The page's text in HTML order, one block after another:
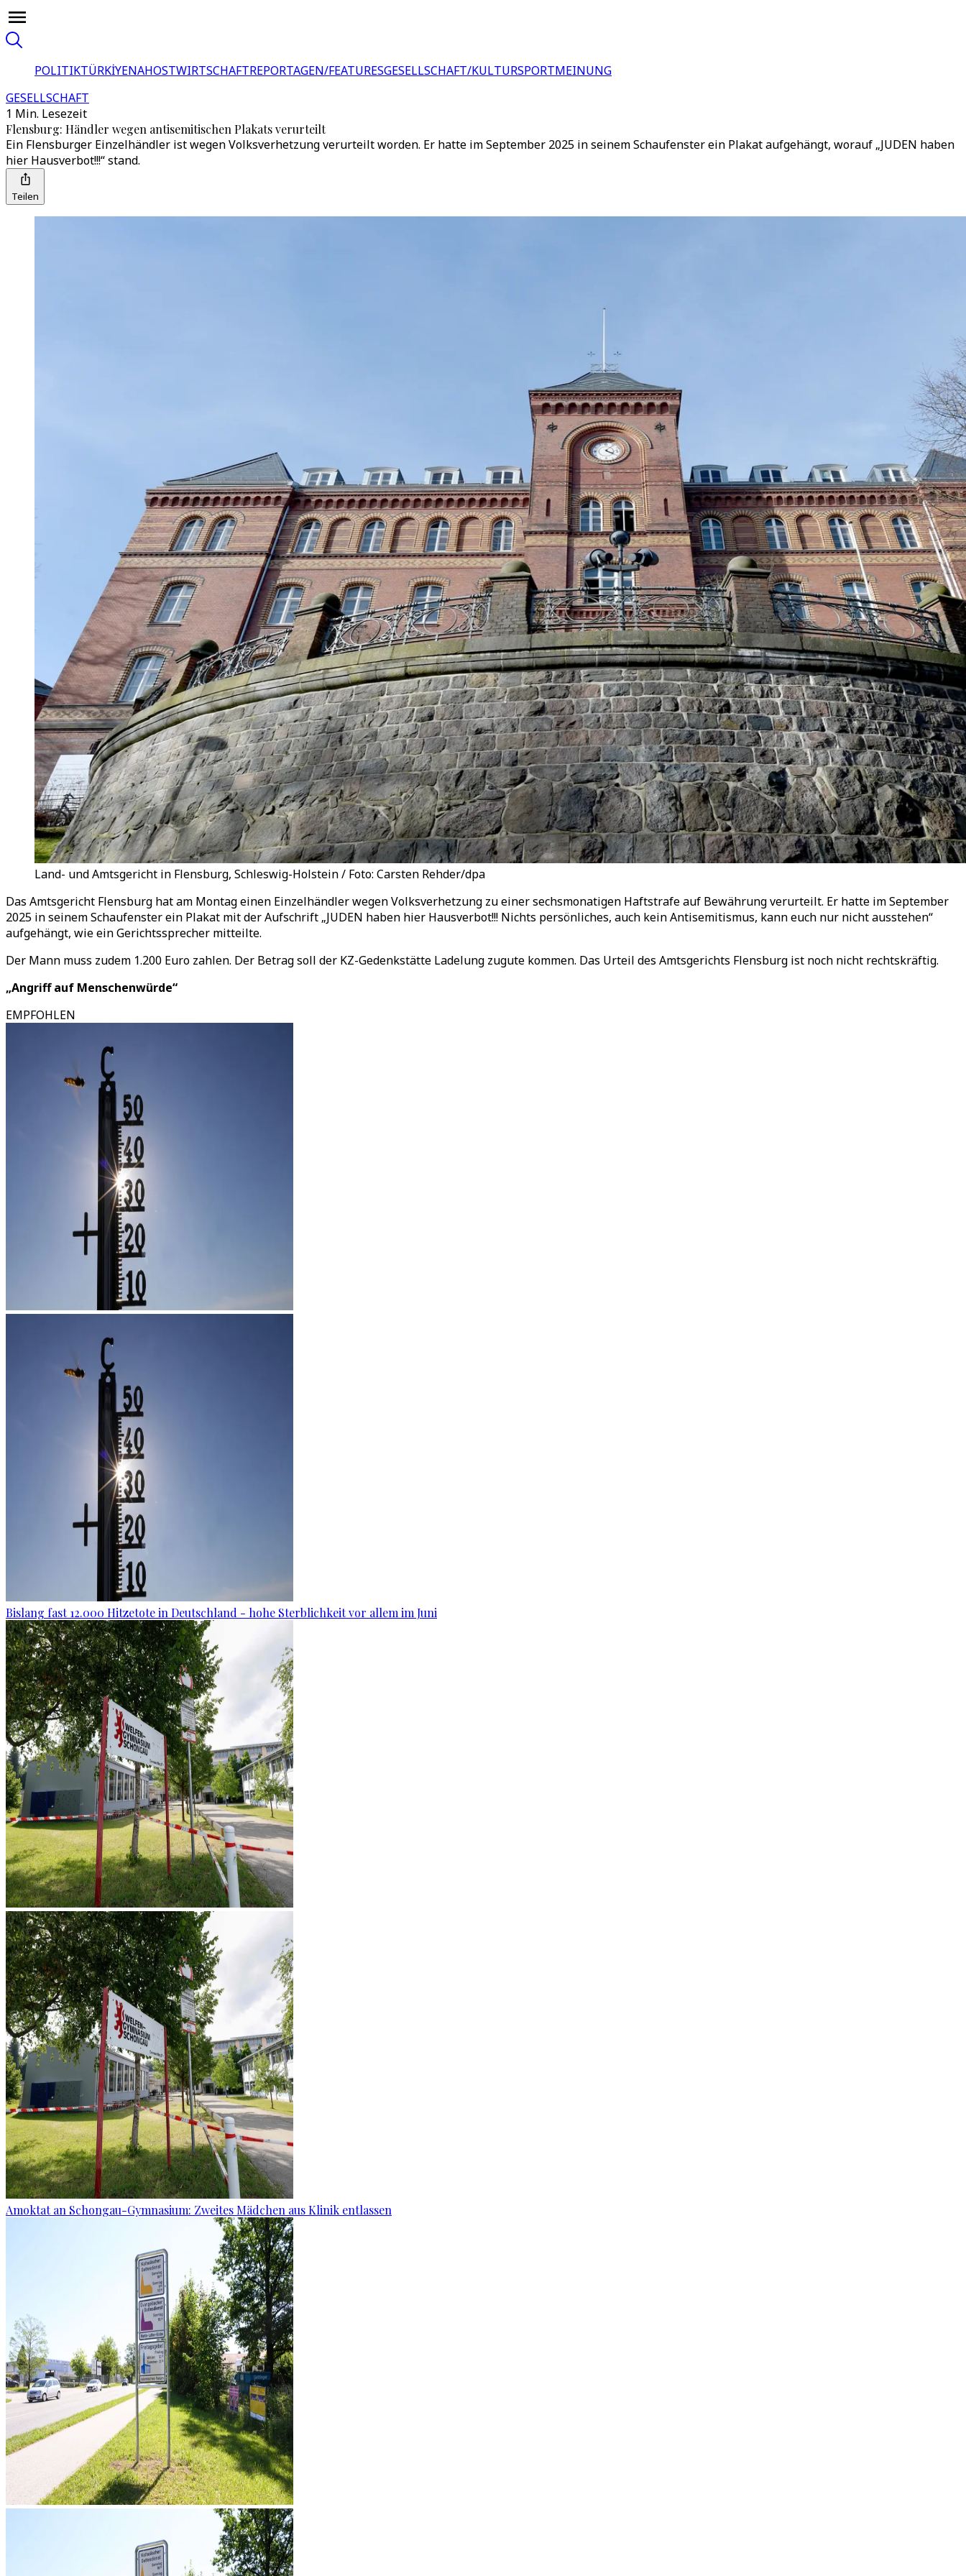
POLITIKTÜRKİYENAHOSTWIRTSCHAFTREPORTAGEN/FEATURESGESELLSCHAFT/KULTURSPORTMEINUNG
GESELLSCHAFT
1 Min. Lesezeit
Flensburg: Händler wegen antisemitischen Plakats verurteilt
Ein Flensburger Einzelhändler ist wegen Volksverhetzung verurteilt worden. Er hatte im September 2025 in seinem Schaufenster ein Plakat aufgehängt, worauf „JUDEN haben
hier Hausverbot!!!“ stand.
Teilen
Land- und Amtsgericht in Flensburg, Schleswig-Holstein / Foto: Carsten Rehder/dpa
Das Amtsgericht Flensburg hat am Montag einen Einzelhändler wegen Volksverhetzung zu einer sechsmonatigen Haftstrafe auf Bewährung verurteilt. Er hatte im September
2025 in seinem Schaufenster ein Plakat mit der Aufschrift „JUDEN haben hier Hausverbot!!! Nichts persönliches, auch kein Antisemitismus, kann euch nur nicht ausstehen“
aufgehängt, wie ein Gerichtssprecher mitteilte.
Der Mann muss zudem 1.200 Euro zahlen. Der Betrag soll der KZ-Gedenkstätte Ladelung zugute kommen. Das Urteil des Amtsgerichts Flensburg ist noch nicht rechtskräftig.
„Angriff auf Menschenwürde“
EMPFOHLEN
Bislang fast 12.000 Hitzetote in Deutschland - hohe Sterblichkeit vor allem im Juni
Amoktat an Schongau-Gymnasium: Zweites Mädchen aus Klinik entlassen